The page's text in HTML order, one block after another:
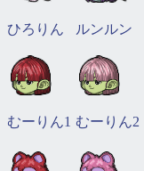
ひろりん ルンルン
むーりん1 むーりん2